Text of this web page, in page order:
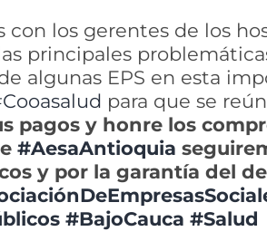
con los gerentes de los
principales
algunas EPS en esta
para que se
pagos y honre los
#AesaAntioquia
y por la garantía del
#BajoCauca #Salud